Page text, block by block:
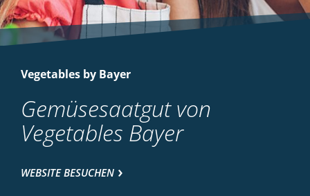
Vegetables by Bayer
Gemüsesaatgut von
Vegetables Bayer
WEBSITE BESUCHEN